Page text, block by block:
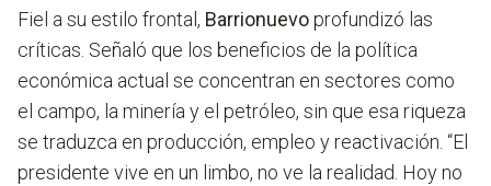
Fiel a su estilo frontal, Barrionuevoprofundizó las
críticas. Señaló que los beneficios de la política
económica actual se concentran en sectores como
el campo, la minería y el petróleo, sin que esa riqueza
se traduzca en producción, empleo y reactivación. “El
presidente vive en un limbo, no ve la realidad. Hoy no